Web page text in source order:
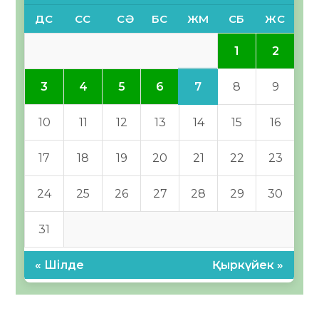
ДС СС СӘ БС ЖМ СБ ЖС
1 2
3 4 5 6 7 8 9
10 11 12 13 14 15 16
17 18 19 20 21 22 23
24 25 26 27 28 29 30
31
« Шілде Қыркүйек »